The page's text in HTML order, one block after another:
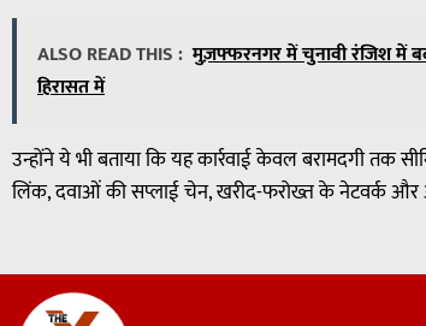
ALSO READ THIS : मुज़फ्फरनगर में चुनावी रंजिश में
हिरासत में
उन्होंने ये भी बताया कि यह कार्रवाई केवल बरामदगी तक
लिंक, दवाओं की सप्लाई चेन, खरीद-फरोख्त के नेटवर्क और